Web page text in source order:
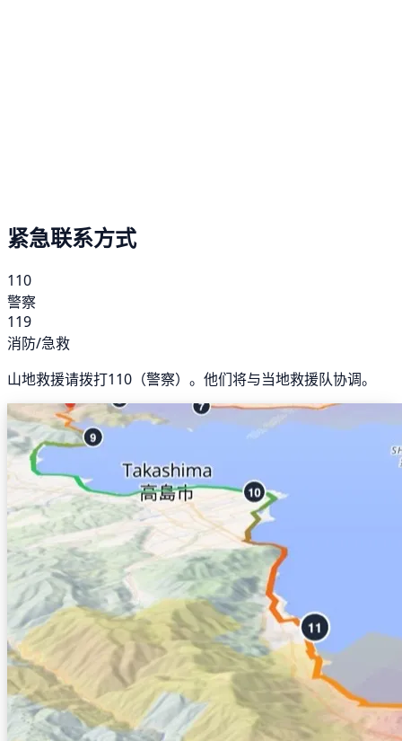
紧急联系方式
110
警察
119
消防/急救
山地救援请拨打110（警察）。他们将与当地救援队协调。